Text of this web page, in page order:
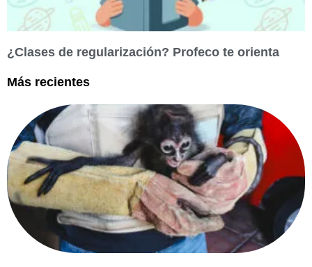
¿Clases de regularización? Profeco te orienta
Más recientes